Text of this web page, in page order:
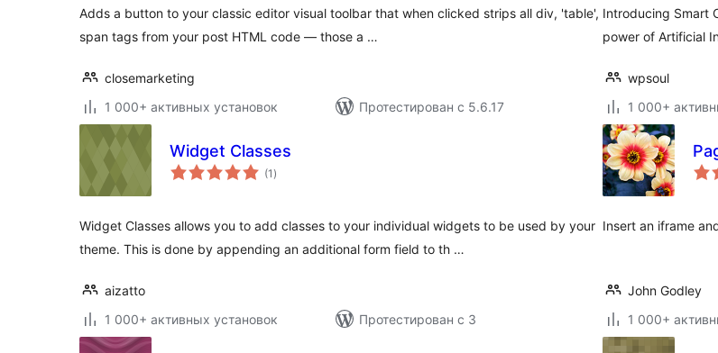
Adds a button to your classic editor visual toolbar that when clicked strips all div, 'table',
span tags from your post HTML code — those a …
closemarketing
1 000+ активных установок
Протестирован с 5.6.17
Introducing Smart
power of Artificial
wpsoul
1 000+
Widget Classes
(1 общий
рейтинг
)
Widget Classes allows you to add classes to your individual widgets to be used by your
theme. This is done by appending an additional form field to th …
aizatto
1 000+ активных установок
Протестирован с 3
Insert an iframe
John Godley
1 000+